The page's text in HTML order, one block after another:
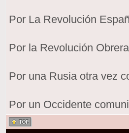
Por La Revolución
Por la Revolución
Por una Rusia otra vez
Por un Occidente